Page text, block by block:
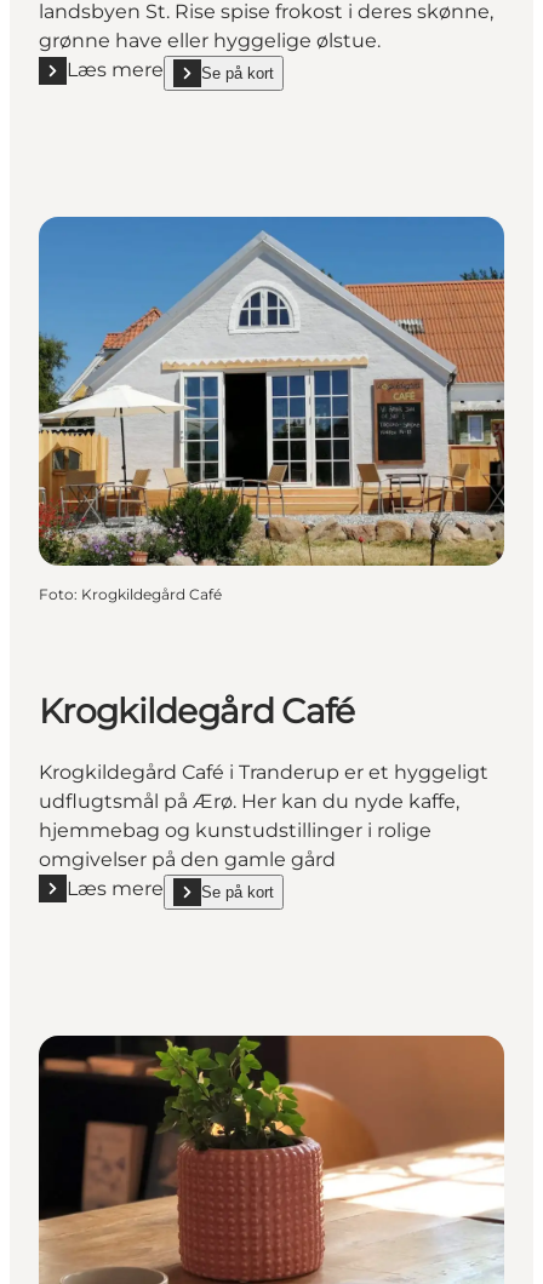
landsbyen St. Rise spise frokost i deres skønne,
grønne have eller hyggelige ølstue.
Læs mere
Læs mere "Haven & Ølstuen hos Ærø Bryggeri"
Se på kort
show Haven & Ølstuen hos Ærø Bryggeri on_map
Foto: Krogkildegård Café
Krogkildegård Café
Krogkildegård Café i Tranderup er et hyggeligt
udflugtsmål på Ærø. Her kan du nyde kaffe,
hjemmebag og kunstudstillinger i rolige
omgivelser på den gamle gård
Læs mere
Læs mere "Krogkildegård Café"
Se på kort
show Krogkildegård Café on_map